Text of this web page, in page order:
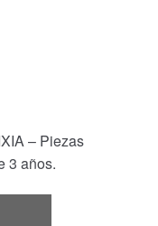
– Piezas
3 años.